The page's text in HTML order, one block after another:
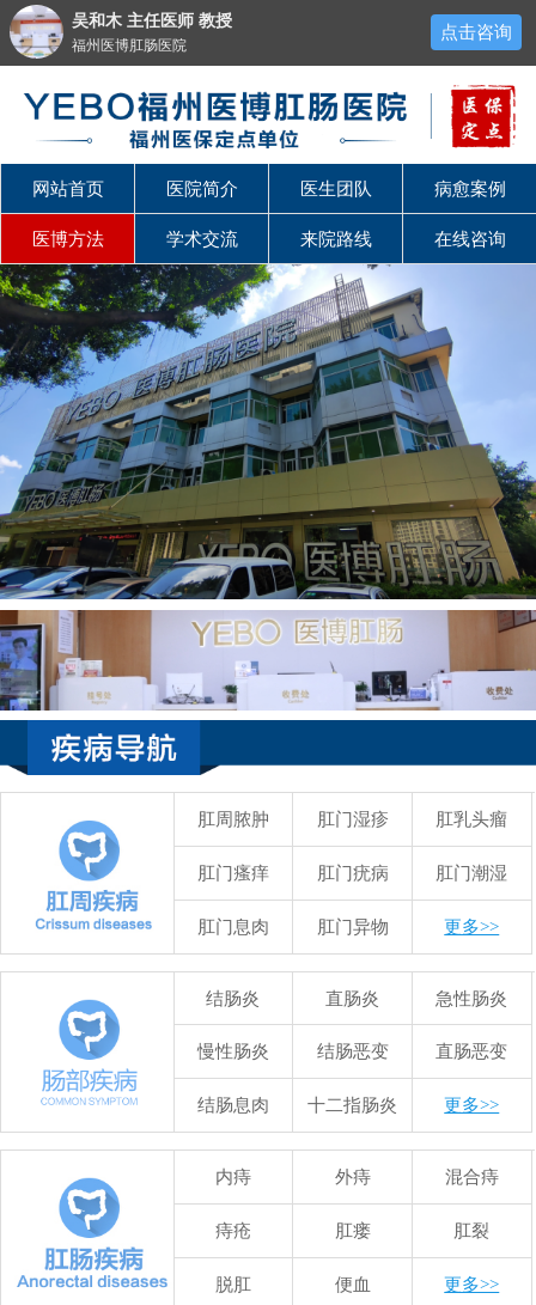
网站首页 医院简介 医生团队 病愈案例
医博方法 学术交流 来院路线 在线咨询
肛周脓肿 肛门湿疹 肛乳头瘤
肛门瘙痒 肛门疣病 肛门潮湿
肛门息肉 肛门异物 更多>>
结肠炎 直肠炎 急性肠炎
慢性肠炎 结肠恶变 直肠恶变
结肠息肉 十二指肠炎 更多>>
内痔 外痔 混合痔
痔疮 肛瘘 肛裂
脱肛 便血 更多>>
吴和木 主任医师 教授
福州医博肛肠医院
点击咨询